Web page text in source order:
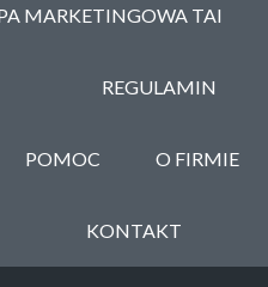
MARKETINGOWA TAI
REGULAMIN
POMOC O FIRMIE
KONTAKT